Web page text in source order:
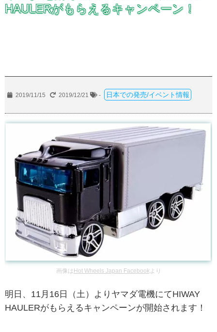
HAULERがもらえるキャンペーン！
2019/11/15 2019/12/21 - 日本での発売/イベント情報
画像は Hot Wheels Japan Facebookより
明日、11月16日（土）よりヤマダ電機にてHIWAY
HAULERがもらえるキャンペーンが開始されます！